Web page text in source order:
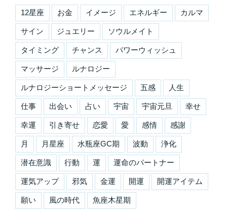
12星座 お金 イメージ エネルギー カルマ
サイン ジュエリー ソウルメイト
タイミング チャンス パワーウィッシュ
マッサージ ルナロジー
ルナロジーショートメッセージ 五感 人生
仕事 出会い 占い 宇宙 宇宙元旦 幸せ
幸運 引き寄せ 恋愛 愛 感情 感謝
月 月星座 水瓶座GC期 波動 浄化
潜在意識 行動 運 運命のパートナー
運気アップ 邪気 金運 開運 開運アイテム
願い 風の時代 魚座木星期